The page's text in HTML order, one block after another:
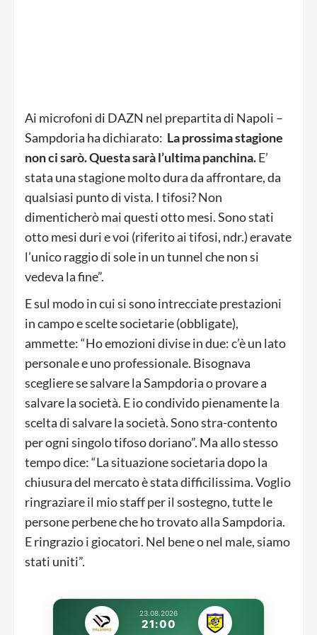
Ai microfoni di DAZN nel prepartita di Napoli –
Sampdoria ha dichiarato: La prossima stagione
non ci sarò. Questa sarà l’ultima panchina.E’
stata una stagione molto dura da affrontare, da
qualsiasi punto di vista. I tifosi? Non
dimenticherò mai questi otto mesi. Sono stati
otto mesi duri e voi (riferito ai tifosi, ndr.) eravate
l’unico raggio di sole in un tunnel che non si
vedeva la fine”.
E sul modo in cui si sono intrecciate prestazioni
in campo e scelte societarie (obbligate),
ammette: “Ho emozioni divise in due: c’è un lato
personale e uno professionale. Bisognava
scegliere se salvare la Sampdoria o provare a
salvare la società. E io condivido pienamente la
scelta di salvare la società. Sono stra-contento
per ogni singolo tifoso doriano”. Ma allo stesso
tempo dice: “La situazione societaria dopo la
chiusura del mercato è stata difficilissima. Voglio
ringraziare il mio staff per il sostegno, tutte le
persone perbene che ho trovato alla Sampdoria.
E ringrazio i giocatori. Nel bene o nel male, siamo
stati uniti”.
23.08.2026
21:00